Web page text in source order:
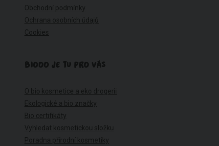
Obchodní podmínky
Ochrana osobních údajů
Cookies
BIOOO JE TU PRO VÁS
O bio kosmetice a eko drogerii
Ekologické a bio značky
Bio certifikáty
Vyhledat kosmetickou složku
Poradna přírodní kosmetiky